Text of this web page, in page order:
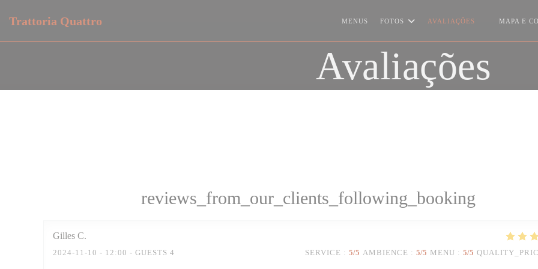
Trattoria Quattro MENUS FOTOS
AVALIAÇÕES
MAPA E
Avaliações
reviews_from_our_clients_following_booking
Gilles C
2024-11-10 - 12:00 - GUESTS 4 SERVICE : 5/5 AMBIENCE : 5/5 MENU : 5/5